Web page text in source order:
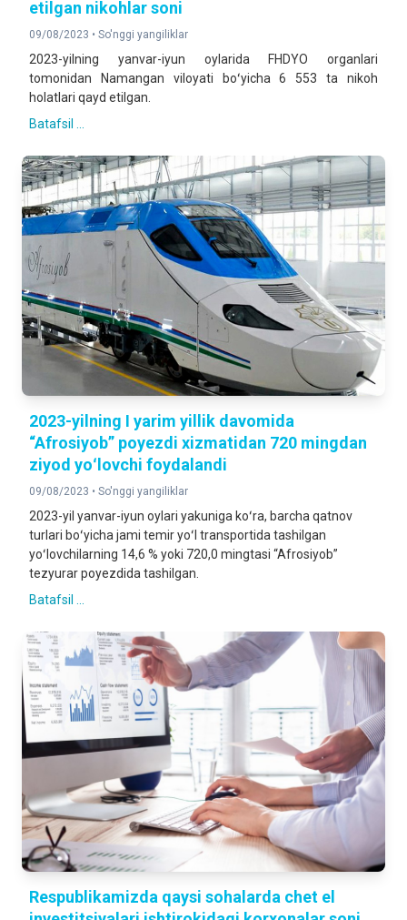
etilgan nikohlar soni
09/08/2023 • So'nggi yangiliklar
2023-yilning yanvar-iyun oylarida FHDYO organlari
tomonidan Namangan viloyati boʻyicha 6 553 ta nikoh
holatlari qayd etilgan.
Batafsil ...
2023-yilning I yarim yillik davomida
“Afrosiyob” poyezdi xizmatidan 720 mingdan
ziyod yoʻlovchi foydalandi
09/08/2023 • So'nggi yangiliklar
2023-yil yanvar-iyun oylari yakuniga koʻra, barcha qatnov
turlari boʻyicha jami temir yoʻl transportida tashilgan
yoʻlovchilarning 14,6 % yoki 720,0 mingtasi “Afrosiyob”
tezyurar poyezdida tashilgan.
Batafsil ...
Respublikamizda qaysi sohalarda chet el